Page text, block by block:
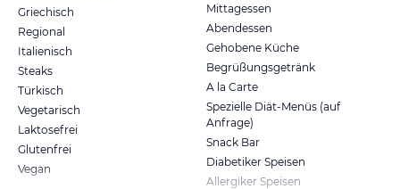
Griechisch
Regional
Italienisch
Steaks
Türkisch
Vegetarisch
Laktosefrei
Glutenfrei
Vegan
Mittagessen
Abendessen
Gehobene Küche
Begrüßungsgetränk
A la Carte
Spezielle Diät-Menüs (auf
Anfrage)
Snack Bar
Diabetiker Speisen
Allergiker Speisen